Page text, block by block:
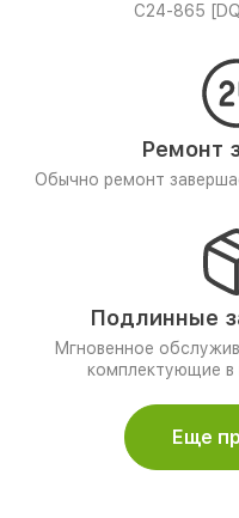
C24-865
Ремонт
Обычно ремонт
Подлинные
Мгновенное
комплектующие в
Еще